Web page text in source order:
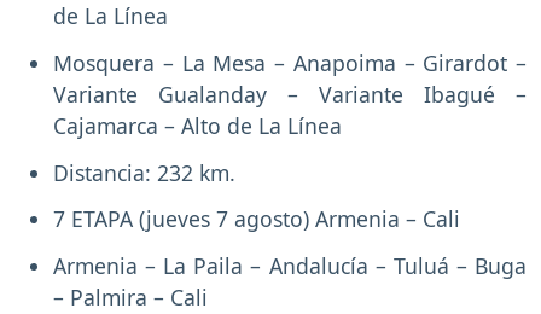
de La Línea
Mosquera – La Mesa – Anapoima – Girardot –
Variante Gualanday – Variante Ibagué –
Cajamarca – Alto de La Línea
Distancia: 232 km.
7 ETAPA (jueves 7 agosto) Armenia – Cali
Armenia – La Paila – Andalucía – Tuluá – Buga
– Palmira – Cali